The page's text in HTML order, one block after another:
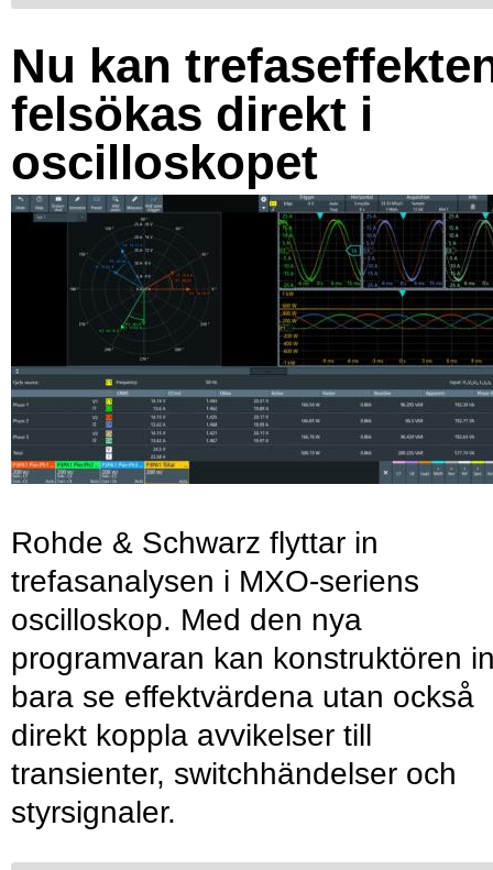
Nu kan
felsökas direkt i
oscilloskopet
Rohde & Schwarz flyttar in
trefasanalysen i MXO-seriens
oscilloskop. Med den nya
programvaran kan konstruktören
bara se effektvärdena utan också
direkt koppla avvikelser till
transienter, switchhändelser och
styrsignaler.